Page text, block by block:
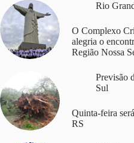
Rio
O Complexo
alegria o
Região Nossa
Previsão
Sul
Quinta-feira
RS